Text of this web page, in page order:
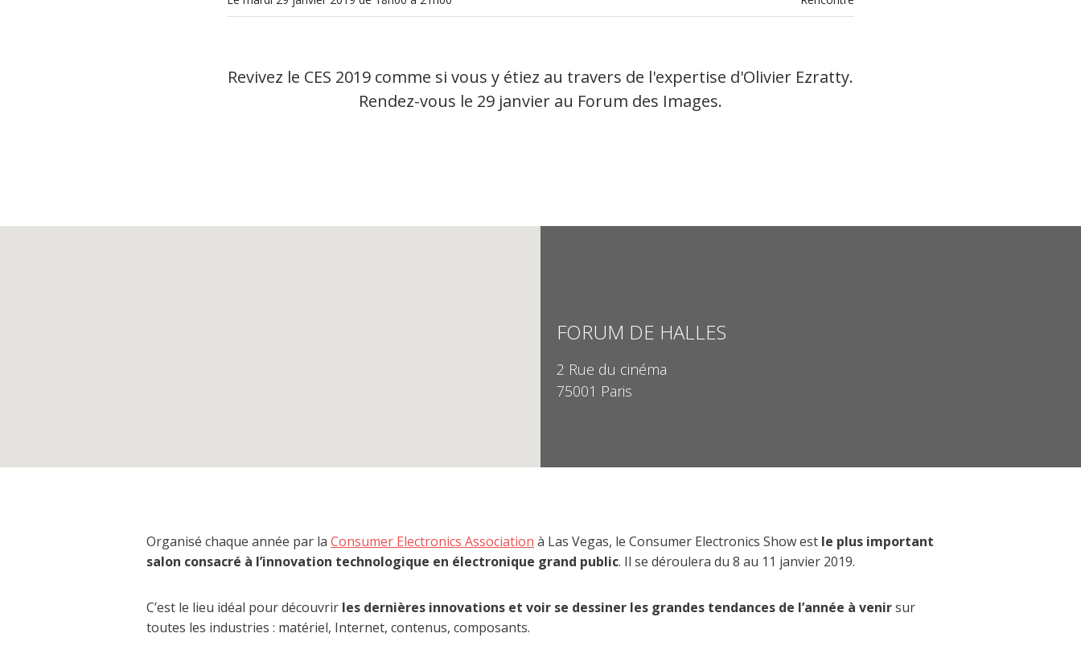
Revivez le CES 2019 comme si vous y étiez au travers de l'expertise d'Olivier Ezratty.
Rendez-vous le 29 janvier au Forum des Images.
FORUM DE HALLES
2 Rue du cinéma
75001 Paris
Organisé chaque année par la Consumer Electronics Association à Las Vegas, le Consumer Electronics Show est le plus important
salon consacré à l’innovation technologique en électronique grand public. Il se déroulera du 8 au 11 janvier 2019.
C’est le lieu idéal pour découvrir les dernières innovations et voir se dessiner les grandes tendances de l’année à venirsur
toutes les industries : matériel, Internet, contenus, composants.